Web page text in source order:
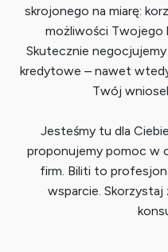
skrojonego na miarę:
możliwości Twojego
Skutecznie
kredytowe – nawet
Twój
Jesteśmy tu dla
proponujemy pomoc w
firm. Biliti to
wsparcie.